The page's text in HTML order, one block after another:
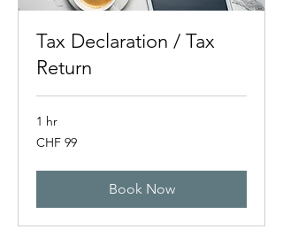
Tax Declaration / Tax
Return
1 hr
99
Swiss
CHF 99
Book Now